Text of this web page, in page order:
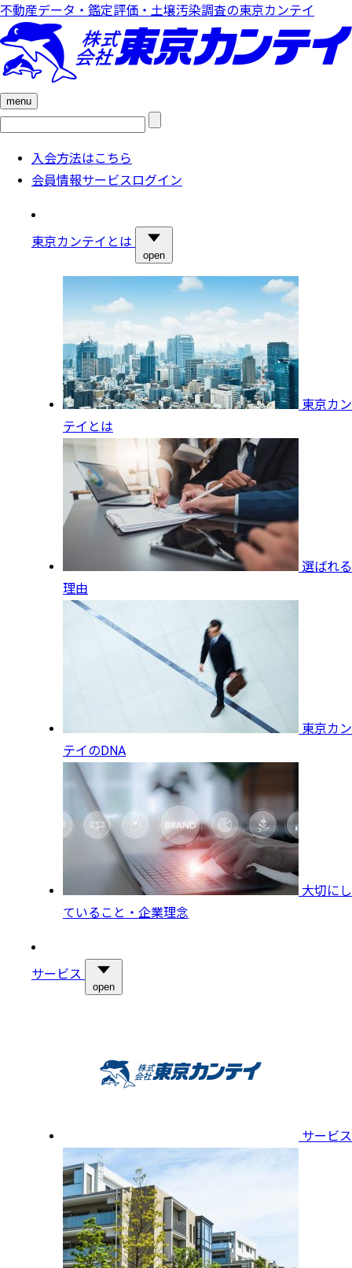
不動産データ・鑑定評価・土壌汚染調査の東京カンテイ
menu
検
入会方法はこちら
会員情報サービスログイン
東京カンテイとは
open
東京カン
テイとは
選ばれる
理由
東京カン
テイのDNA
大切にし
ていること・企業理念
サービス
open
サービス